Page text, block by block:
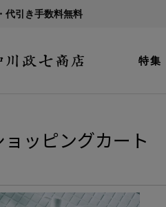
代引き手数料無料
特集
ョッピングカート